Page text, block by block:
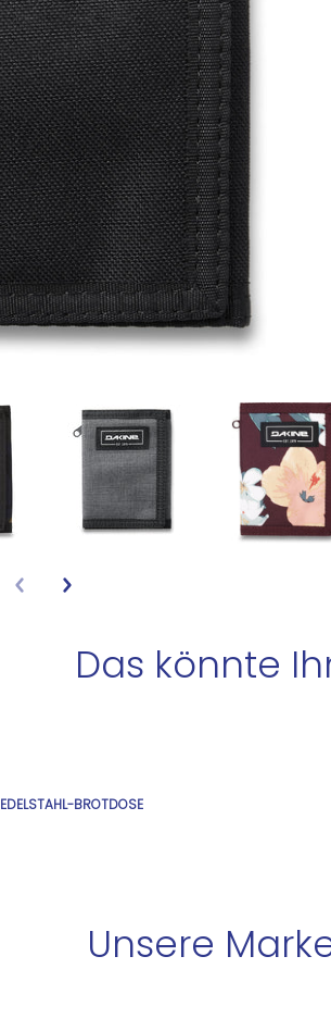
Das könnte
BROTDOSE
Unsere